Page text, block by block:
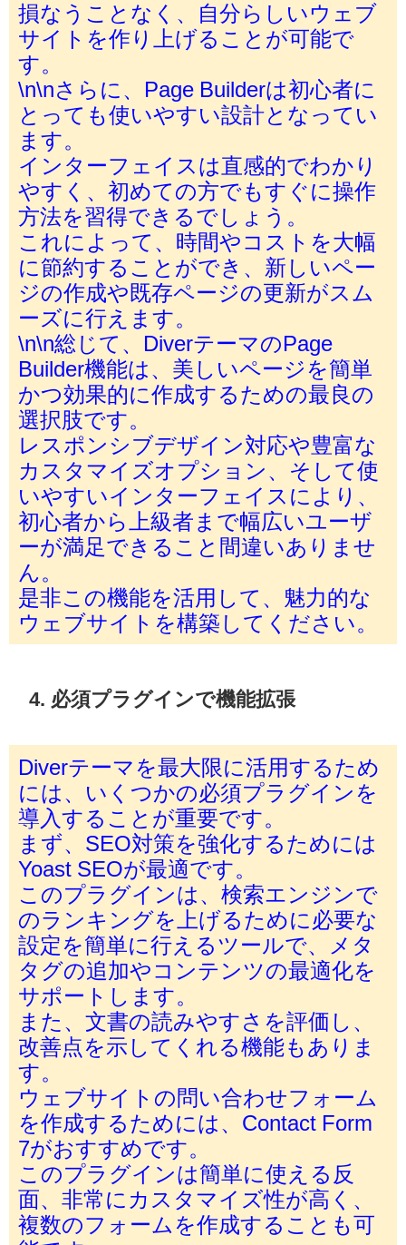
損なうことなく、自分らしいウェブ
サイトを作り上げることが可能で
す。
\n\nさらに、Page Builderは初心者に
とっても使いやすい設計となってい
ます。
インターフェイスは直感的でわかり
やすく、初めての方でもすぐに操作
方法を習得できるでしょう。
これによって、時間やコストを大幅
に節約することができ、新しいペー
ジの作成や既存ページの更新がスム
ーズに行えます。
\n\n総じて、DiverテーマのPage
Builder機能は、美しいページを簡単
かつ効果的に作成するための最良の
選択肢です。
レスポンシブデザイン対応や豊富な
カスタマイズオプション、そして使
いやすいインターフェイスにより、
初心者から上級者まで幅広いユーザ
ーが満足できること間違いありませ
ん。
是非この機能を活用して、魅力的な
ウェブサイトを構築してください。
4. 必須プラグインで機能拡張
Diverテーマを最大限に活用するため
には、いくつかの必須プラグインを
導入することが重要です。
まず、SEO対策を強化するためには
Yoast SEOが最適です。
このプラグインは、検索エンジンで
のランキングを上げるために必要な
設定を簡単に行えるツールで、メタ
タグの追加やコンテンツの最適化を
サポートします。
また、文書の読みやすさを評価し、
改善点を示してくれる機能もありま
す。
ウェブサイトの問い合わせフォーム
を作成するためには、Contact Form
7がおすすめです。
このプラグインは簡単に使える反
面、非常にカスタマイズ性が高く、
複数のフォームを作成することも可